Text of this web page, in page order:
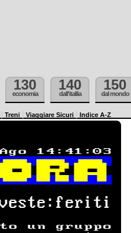
130
economia
140
dall'itallia
150
dal mondo
Treni Viaggiare Sicuri Indice A-Z